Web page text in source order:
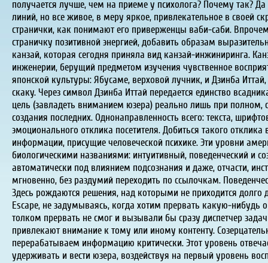
получается лучше, чем на приеме у психолога? Почему так?
линий, но все живое, в меру яркое, привлекательное в своей
странички, как понимают его приверженцы ваби-саби.
страничку позитивной энергией, добавить образам
канзай, которая сегодня приняла вид канзай-инжиниринга.
инженерии, берущий предметом изучения чувственное
японской культуры: Ябусаме, верховой лучник, и Дзинба
скаку. Через символ Дзинба Иттай передается единство
цель (завладеть вниманием юзера) реально лишь при
создания последних. Однонаправленность всего: текста,
эмоционального отклика посетителя. Добиться такого
информации, присущие человеческой психике. Эти уровни
биологическими названиями: интуитивный, поведенческий и
автоматически под влиянием подсознания и даже, отчасти,
мгновенно, без раздумий переходить по ссылочкам.
Здесь рождаются решения, над которыми не приходится
Escape, не задумываясь, когда хотим прервать какую-
толком прервать не смог и вызывали бы сразу диспетчер
привлекают внимание к тому или иному контенту.
перерабатываем информацию критически. Этот уровень
удерживать и вести юзера, воздействуя на первый уровень